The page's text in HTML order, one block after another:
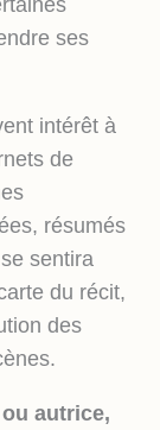
ses
intérêt à
de
résumés
sentira
du récit,
des
autrice,